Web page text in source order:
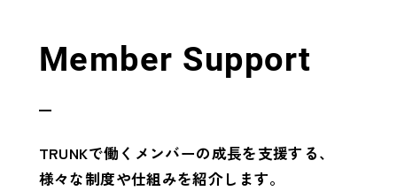
Member Support
TRUNKで働くメンバーの成長を支援する、
様々な制度や仕組みを紹介します。